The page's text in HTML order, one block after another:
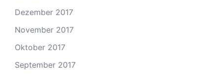
Dezember 2017
November 2017
Oktober 2017
September 2017